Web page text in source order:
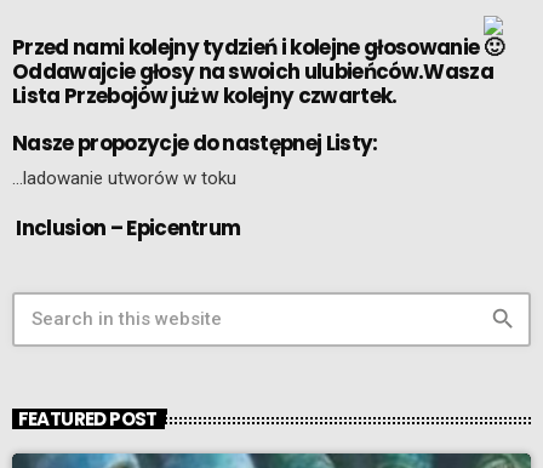
Przed nami kolejny tydzień i kolejne głosowanie
Oddawajcie głosy na swoich ulubieńców.Wasza
Lista Przebojów już w kolejny czwartek.
Nasze propozycje do następnej Listy:
…ladowanie utworów w toku
Inclusion – Epicentrum
search
FEATURED POST